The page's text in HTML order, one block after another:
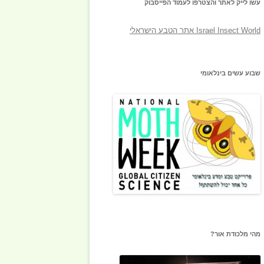
עשו לייק לאתר והצטרפו לעמוד הפייסבוק
‎Israel Insect World אתר הטבע הישראלי‎
שבוע עשים בינלאומי
מהי מלכודת אור?